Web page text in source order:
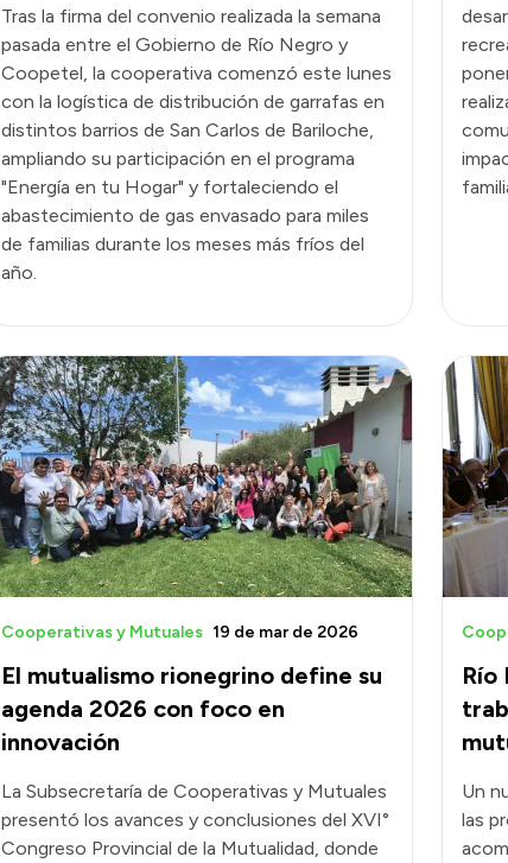
Tras la firma del convenio realizada la semana
pasada entre el Gobierno de Río Negro y
Coopetel, la cooperativa comenzó este lunes
con la logística de distribución de garrafas en
distintos barrios de San Carlos de Bariloche,
ampliando su participación en el programa
"Energía en tu Hogar" y fortaleciendo el
abastecimiento de gas envasado para miles
de familias durante los meses más fríos del
año.
El mutualismo rionegrino define su
agenda 2026 con foco en
innovación
Cooperativas y Mutuales 19 de mar de 2026
La Subsecretaría de Cooperativas y Mutuales
presentó los avances y conclusiones del XVI°
Congreso Provincial de la Mutualidad, donde
Río
Un
las